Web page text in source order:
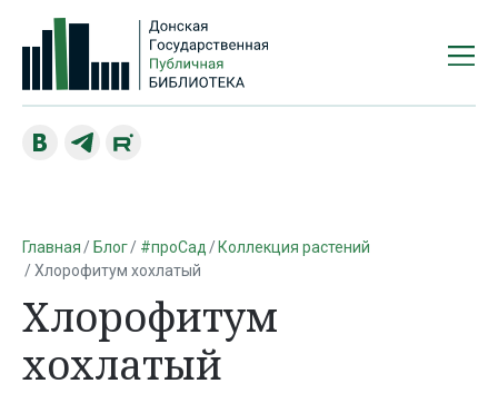
Главная Блог #проСад
Коллекция растений
Хлорофитум хохлатый
Хлорофитум
хохлатый